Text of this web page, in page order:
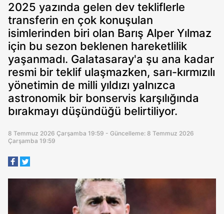
2025 yazında gelen dev tekliflerle
transferin en çok konuşulan
isimlerinden biri olan Barış Alper Yılmaz
için bu sezon beklenen hareketlilik
yaşanmadı. Galatasaray'a şu ana kadar
resmi bir teklif ulaşmazken, sarı-kırmızılı
yönetimin de milli yıldızı yalnızca
astronomik bir bonservis karşılığında
bırakmayı düşündüğü belirtiliyor.
8 Temmuz 2026 Çarşamba 19:59 - Güncelleme: 8 Temmuz 2026
Çarşamba 19:59